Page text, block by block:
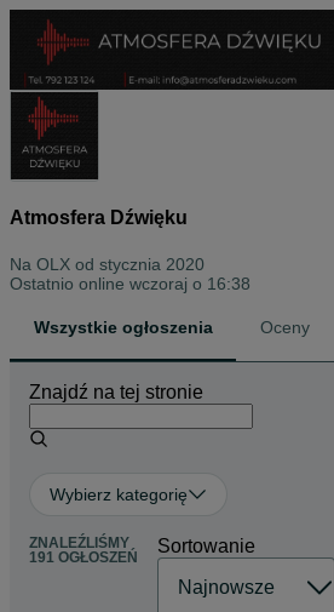
Atmosfera Dźwięku
Na OLX od stycznia 2020
Ostatnio online wczoraj o 16:38
Wszystkie ogłoszenia Oceny
Znajdź na tej stronie
Wybierz kategorię
ZNALEŹLIŚMY
191 OGŁOSZEŃ
Sortowanie